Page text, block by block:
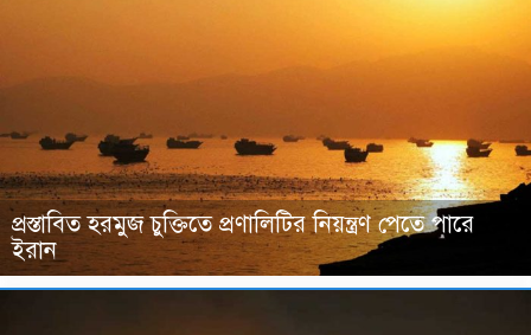
প্রস্তাবিত হরমুজ চুক্তিতে প্রণালিটির নিয়ন্ত্রণ পেতে পারে
ইরান